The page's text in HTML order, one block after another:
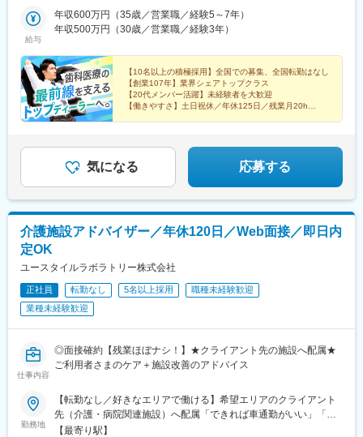
・まずは現場に慣れていただき、その後、価格交渉や医療従事者
へのコスト削減提案などに挑戦いただきます。
・基本的にOJTにて現場を学んでいただきます。先輩社員が丁寧
・基本的に、病院へ常駐するスタイルでの勤務となりますが、同
じ部署のスタッフが常に気にかけてくれるため、不安はすぐに解
消される環境です。
※埼玉・群馬・栃木エリア担当
・医療機関の課題やお困りごとの解決により、医療従事者が患者
様に向き合う時間が増え、患者様への貢献につながります。
・医療の最前線で働く方からの信頼と期待に応え、感謝される瞬
間は、日本の医療を支える存在であることを実感します。
変更の範囲：会社の定める業務
玉鴻巣店■厚木支店■横浜支店■高崎営業所■情報機器開発営業部
（八王子支店内）＜東海エリア＞■岡崎支店■浜松支店■岐阜支店■
路店＜九州エリア＞■鹿児島支店■熊本店■沖縄店【本社】〒440-
8518 愛知県豊橋市八町通5-7☆豊橋駅より豊橋鉄道市内線乗車
『豊橋公園前下車』徒歩5分※敷地内喫煙可能場所あり
葉キャンパス駅、北与野駅、鴻巣駅、本厚木駅、伊勢佐木長者町
駅、高崎駅、京王八王子駅、美合駅、助信駅、西岐阜駅、久居
駅、神水交差点駅、美栄橋駅、日の出駅(東京都)、湯島駅、石川町
駅、八王子駅、ドーム前千代崎駅、騎射場駅、健軍校前駅、御茶
ノ水駅、関内駅、九条駅(大阪府)、二中通駅、八丁馬場駅
給与
年収600万円（35歳／営業職／経験5～7年）
年収500万円（30歳／営業職／経験3年）
【10名以上の積極採用】全国での募集、全国転勤はなし
【創業107年】業界シェアトップクラス
【20代メンバー活躍】未経験者を大歓迎
【働きやすさ】土日祝休／年休125日／残業月20h
気になる 応募する
介護施設アドバイザー／年休120日／Web面接／即日内
定OK
ユースタイルラボラトリー株式会社
正社員 転勤なし 5名以上採用
職種未経験歓迎
業種未経験歓迎
仕事内容
◎面接確約【残業ほぼナシ！】★クライアント先の施設へ配属★
ご利用者さまのケア＋施設改善のアドバイス
勤務地
【転勤なし／好きなエリアで働ける】希望エリアのクライアント
先（介護・病院関連施設）へ配属「できれば車通勤がいい」「未
経験なので先輩スタッフと一緒に働きたい」等ご相談ください！
【最寄り駅】